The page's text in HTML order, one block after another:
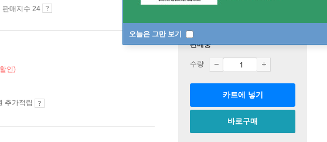
오늘은 그만 보기
판매지수 24
인)
추가적립
판매중
수량
카트에 넣기
바로구매